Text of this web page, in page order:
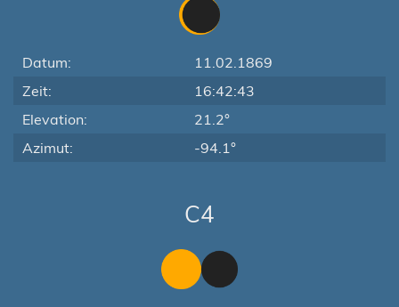
Datum:
11.02.1869
Zeit:
16:42:43
Elevation:
21.2°
Azimut:
-94.1°
C4